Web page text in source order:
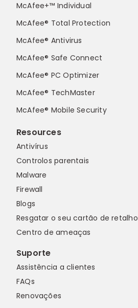
McAfee+™ Individual
McAfee® Total Protection
McAfee® Antivirus
McAfee® Safe Connect
McAfee® PC Optimizer
McAfee® TechMaster
McAfee® Mobile Security
Resources
Antivírus
Controlos parentais
Malware
Firewall
Blogs
Resgatar o seu cartão de retalho
Centro de ameaças
Suporte
Assistência a clientes
FAQs
Renovações